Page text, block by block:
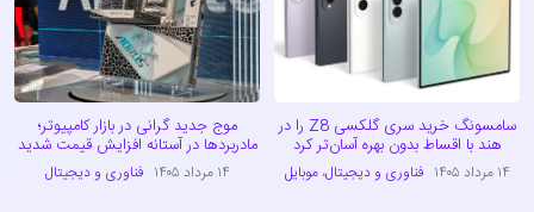
سامسونگ خرید سری گلکسی Z8 را در
هند با اقساط بدون بهره آسان‌تر کرد
۱۴ مرداد ۱۴۰۵ فناوری و دیجیتال،موبایل
موج جدید گرانی در بازار کامپیوتر؛
مادربردها در آستانه افزایش قیمت شدید
۱۴ مرداد ۱۴۰۵ فناوری و دیجیتال